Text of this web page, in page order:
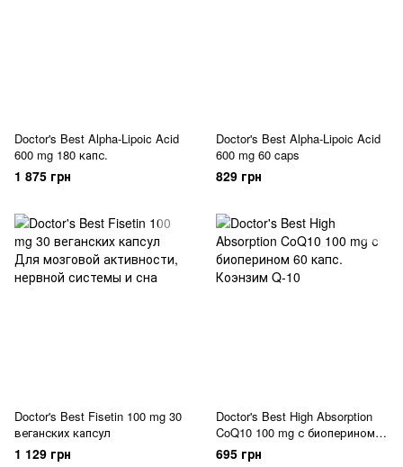
Doctor's Best Alpha-Lipoic Acid
600 mg 180 капс.
1 875 грн
Doctor's Best Alpha-Lipoic Acid
600 mg 60 caps
829 грн
Doctor's Best Fisetin 100 mg 30
веганских капсул
1 129 грн
Doctor's Best High Absorption
CoQ10 100 mg с биоперином
60 капс.
695 грн